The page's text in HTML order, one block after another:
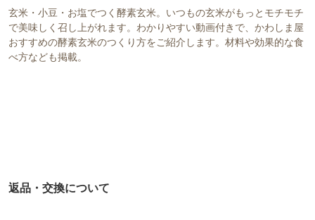
玄米・小豆・お塩でつく酵素玄米。いつもの玄米がもっとモチモチ
で美味しく召し上がれます。わかりやすい動画付きで、かわしま屋
おすすめの酵素玄米のつくり方をご紹介します。材料や効果的な食
べ方なども掲載。
返品・交換について